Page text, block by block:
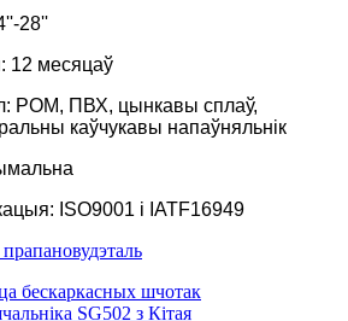
28''
12 месяцаў
POM, ПВХ, цынкавы сплаў,
каўчукавы напаўняльнік
ISO9001 і IATF16949
дэталь